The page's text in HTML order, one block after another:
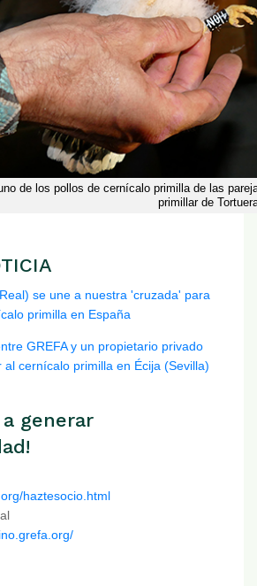
de los pollos de cernícalo primilla de las
primillar de
se une a nuestra 'cruzada' para
primilla en España
GREFA y un propietario privado
al cernícalo primilla en Écija (Sevilla)
a generar
haztesocio.html